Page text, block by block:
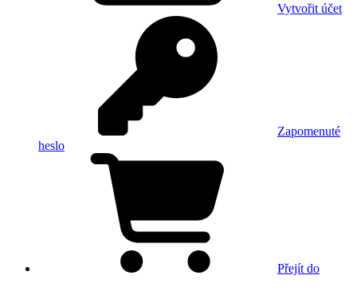
Vytvořit účet
Zapomenuté
heslo
Přejít do